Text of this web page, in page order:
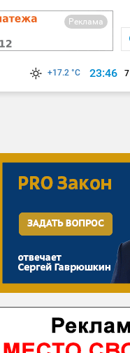
Реклама
+17.2 °C 23:46